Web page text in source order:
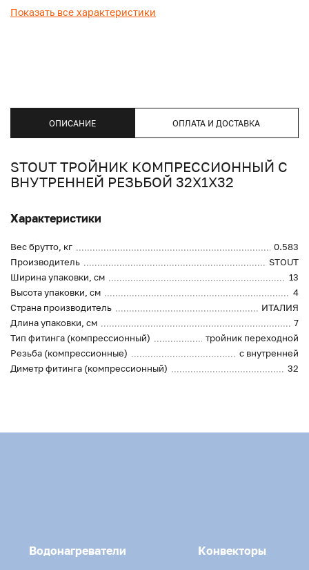
Показать все характеристики
ОПИСАНИЕ ОПЛАТА И ДОСТАВКА
STOUT ТРОЙНИК КОМПРЕССИОННЫЙ С
ВНУТРЕННЕЙ РЕЗЬБОЙ 32Х1Х32
Характеристики
Вес брутто, кг
0.583
Производитель
STOUT
Ширина упаковки, см
13
Высота упаковки, см
4
Страна производитель
ИТАЛИЯ
Длина упаковки, см
7
Тип фитинга (компрессионный)
тройник переходной
Резьба (компрессионные)
с внутренней
Диметр фитинга (компрессионный)
32
Водонагреватели Конвекторы